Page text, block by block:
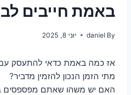
באמת חייבים
By
daniel יוני 8, 2025
אז כמה באמת כדאי להתעסק עם
מתי הזמן הנכון להזמין מדביר?
האם יש משהו שאתם מפספסים